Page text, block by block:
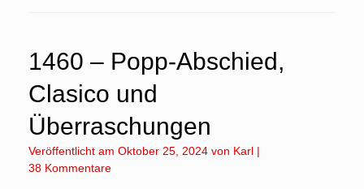
1460 – Popp-Abschied,
Clasico und
Überraschungen
Veröffentlicht am Oktober 25, 2024 von Karl |
38 Kommentare